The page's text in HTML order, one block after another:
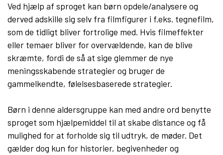
Ved hjælp af sproget kan børn opdele/analysere og
derved adskille sig selv fra filmfigurer i f.eks. tegnefilm,
som de tidligt bliver fortrolige med. Hvis filmeffekter
eller temaer bliver for overvældende, kan de blive
skræmte, fordi de så at sige glemmer de nye
meningsskabende strategier og bruger de
gammelkendte, følelsesbaserede strategier.
Børn i denne aldersgruppe kan med andre ord benytte
sproget som hjælpemiddel til at skabe distance og få
mulighed for at forholde sig til udtryk, de møder. Det
gælder dog kun for historier, begivenheder og